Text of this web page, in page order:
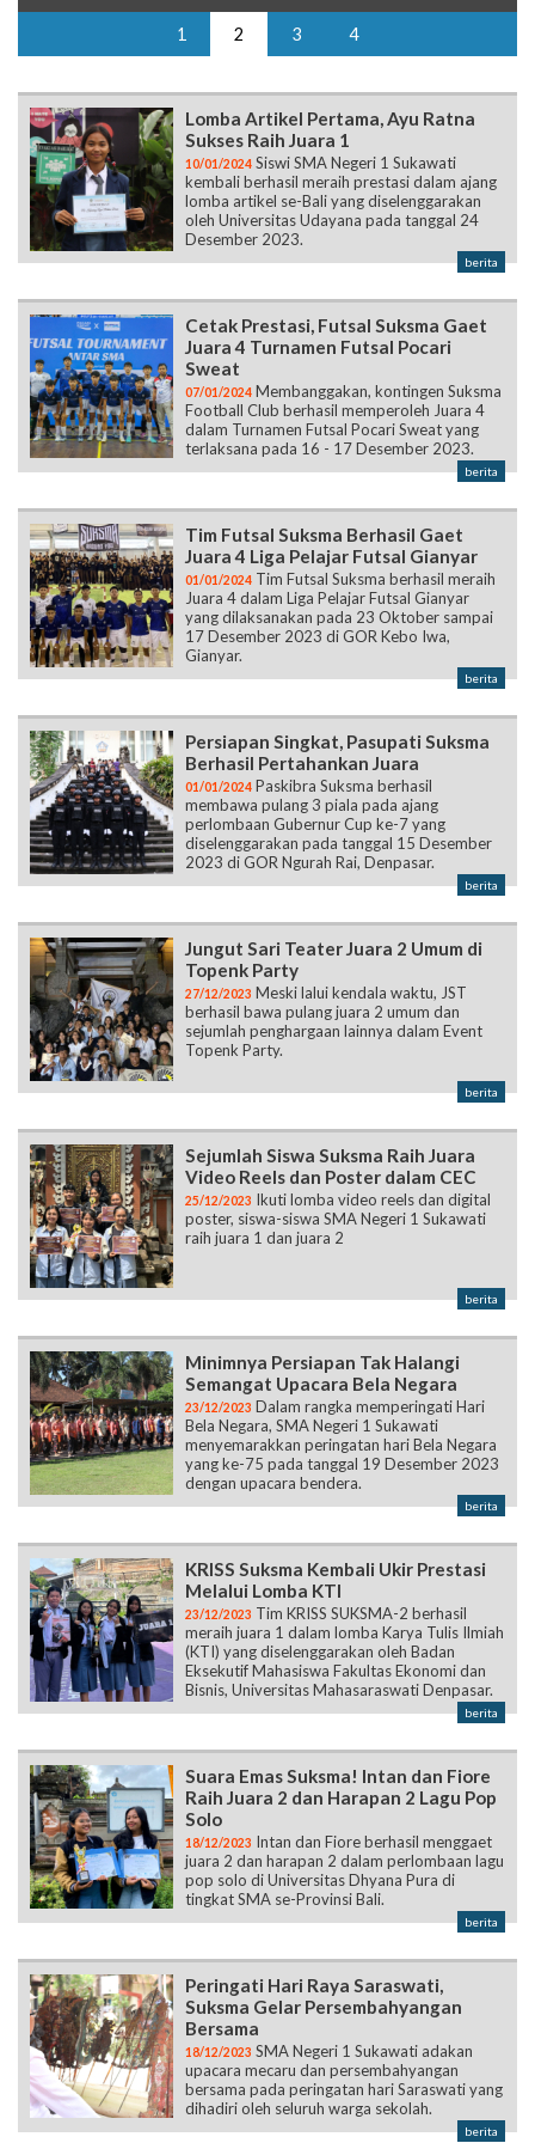
1 2 3 4
Lomba Artikel Pertama, Ayu Ratna
Sukses Raih Juara 1
10/01/2024 Siswi SMA Negeri 1 Sukawati
kembali berhasil meraih prestasi dalam ajang
lomba artikel se-Bali yang diselenggarakan
oleh Universitas Udayana pada tanggal 24
Desember 2023.
berita
Cetak Prestasi, Futsal Suksma Gaet
Juara 4 Turnamen Futsal Pocari
Sweat
07/01/2024 Membanggakan, kontingen Suksma
Football Club berhasil memperoleh Juara 4
dalam Turnamen Futsal Pocari Sweat yang
terlaksana pada 16 - 17 Desember 2023.
berita
Tim Futsal Suksma Berhasil Gaet
Juara 4 Liga Pelajar Futsal Gianyar
01/01/2024 Tim Futsal Suksma berhasil meraih
Juara 4 dalam Liga Pelajar Futsal Gianyar
yang dilaksanakan pada 23 Oktober sampai
17 Desember 2023 di GOR Kebo Iwa,
Gianyar.
berita
Persiapan Singkat, Pasupati Suksma
Berhasil Pertahankan Juara
01/01/2024 Paskibra Suksma berhasil
membawa pulang 3 piala pada ajang
perlombaan Gubernur Cup ke-7 yang
diselenggarakan pada tanggal 15 Desember
2023 di GOR Ngurah Rai, Denpasar.
berita
Jungut Sari Teater Juara 2 Umum di
Topenk Party
27/12/2023 Meski lalui kendala waktu, JST
berhasil bawa pulang juara 2 umum dan
sejumlah penghargaan lainnya dalam Event
Topenk Party.
berita
Sejumlah Siswa Suksma Raih Juara
Video Reels dan Poster dalam CEC
25/12/2023 Ikuti lomba video reels dan digital
poster, siswa-siswa SMA Negeri 1 Sukawati
raih juara 1 dan juara 2
berita
Minimnya Persiapan Tak Halangi
Semangat Upacara Bela Negara
23/12/2023 Dalam rangka memperingati Hari
Bela Negara, SMA Negeri 1 Sukawati
menyemarakkan peringatan hari Bela Negara
yang ke-75 pada tanggal 19 Desember 2023
dengan upacara bendera.
berita
KRISS Suksma Kembali Ukir Prestasi
Melalui Lomba KTI
23/12/2023 Tim KRISS SUKSMA-2 berhasil
meraih juara 1 dalam lomba Karya Tulis Ilmiah
(KTI) yang diselenggarakan oleh Badan
Eksekutif Mahasiswa Fakultas Ekonomi dan
Bisnis, Universitas Mahasaraswati Denpasar.
berita
Suara Emas Suksma! Intan dan Fiore
Raih Juara 2 dan Harapan 2 Lagu Pop
Solo
18/12/2023 Intan dan Fiore berhasil menggaet
juara 2 dan harapan 2 dalam perlombaan lagu
pop solo di Universitas Dhyana Pura di
tingkat SMA se-Provinsi Bali.
berita
Peringati Hari Raya Saraswati,
Suksma Gelar Persembahyangan
Bersama
18/12/2023 SMA Negeri 1 Sukawati adakan
upacara mecaru dan persembahyangan
bersama pada peringatan hari Saraswati yang
dihadiri oleh seluruh warga sekolah.
berita